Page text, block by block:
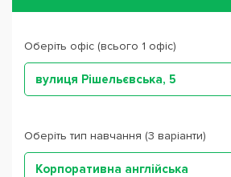
Оберіть офіс (всього 1 офіс)
вулиця Рішельєвська, 5
Оберіть тип навчання (3 варіанти)
Корпоративна англійська